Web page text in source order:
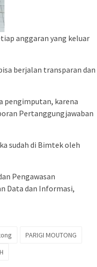
anggaran yang keluar
berjalan transparan dan
pengimputan, karena
Pertanggungjawaban
sudah di Bimtek oleh
Pengawasan
Data dan Informasi,
PARIGI MOUTONG